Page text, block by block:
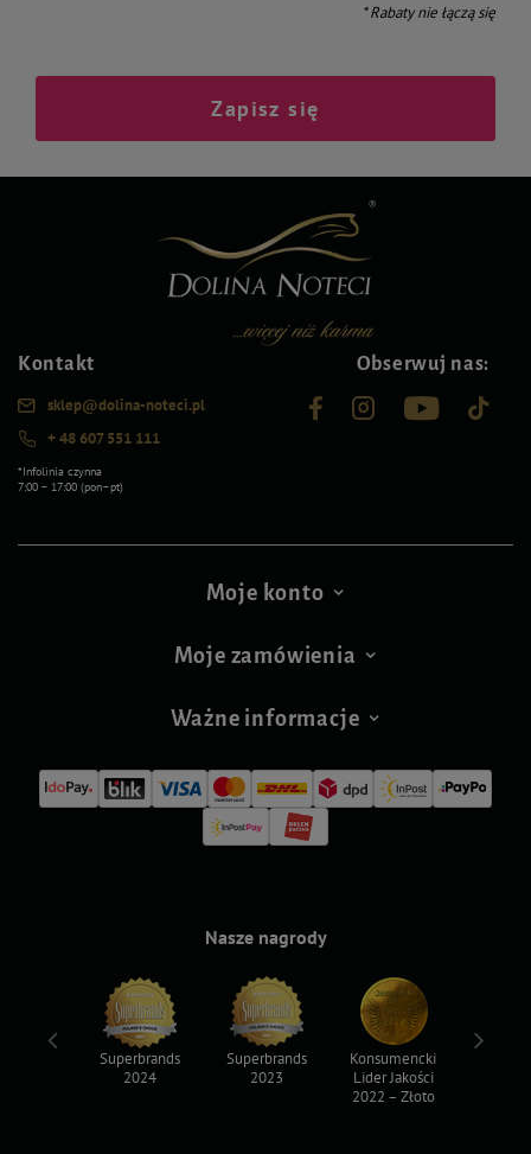
* Rabaty nie łączą się
Zapisz się
Kontakt
sklep@dolina-noteci.pl
+ 48 607 551 111
*Infolinia czynna
7:00 – 17:00 (pon–pt)
Obserwuj nas:
Moje konto
Moje zamówienia
Ważne informacje
Nasze nagrody
Superbrands
2024
Superbrands
2023
Konsumencki
Lider Jakości
2022 – Złoto